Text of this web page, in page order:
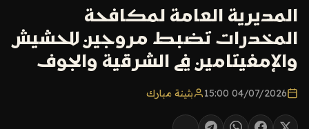
المديرية العامة لمكافحة
المخدرات تضبط مروجين للحشيش
والإمفيتامين في الشرقية والجوف
04/07/2026 15:00 بثينة مبارك